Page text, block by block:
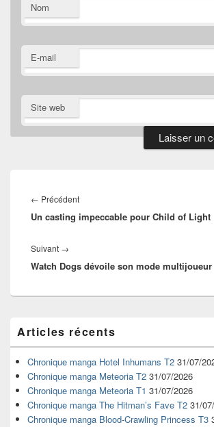
Nom
E-mail
Site web
de
l’article
← PrécédentArticle
précédent :
Un casting impeccable pour Child of Light
Suivant →
suivant :
Watch Dogs dévoile son mode multijoueur
principale
de
widget
pour
barre
latérale
Articles récents
Chronique manga Hotel Inhumans T2 31/07/
Chronique manga Meteoria T2 31/07/2026
Chronique manga Meteoria T1 31/07/2026
Chronique manga The Hitman’s Fave T2 31/
Chronique manga Blood-Crawling Princess T3